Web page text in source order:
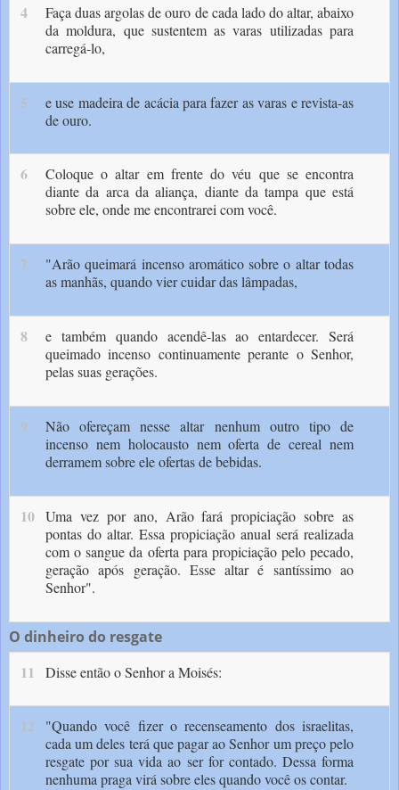
4
Faça duas argolas de ouro de cada lado do altar, abaixo
da moldura, que sustentem as va­ras utilizadas para
carregá-lo,
5
e use madeira de acácia para fazer as varas e revista-as
de ouro.
6
Coloque o altar em frente do véu que se encon­tra
diante da arca da aliança, diante da tampa que está
sobre ele, onde me encontrarei com você.
7
"Arão queimará incenso aromático sobre o altar todas
as manhãs, quando vier cui­dar das lâmpadas,
8
e também quando acendê-las ao entardecer. Será
queimado incenso continua­mente perante o Senhor,
pelas suas gerações.
9
Não ofereçam nesse altar nenhum outro tipo de
incenso nem holocausto nem ofer­ta de cereal nem
derramem sobre ele ofertas de bebidas.
10 Uma vez por ano, Arão fará propiciação sobre as
pontas do altar. Essa propiciação anual será realizada
com o sangue da oferta para propicia­ção pelo pecado,
geração após geração. Esse altar é santíssimo ao
Senhor".
O dinheiro do resgate
11 Disse então o Senhor a Moisés:
12
"Quan­do você fizer o recenseamento dos israelitas,
cada um deles terá que pagar ao Senhor um preço pelo
resgate por sua vida ao ser for contado. Dessa forma
nenhuma praga virá sobre eles quando você os contar.